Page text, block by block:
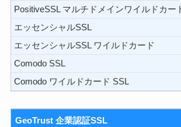
PositiveSSL マルチドメインワイルドカー
エッセンシャルSSL
エッセンシャルSSL ワイルドカード
Comodo SSL
Comodo ワイルドカード SSL
GeoTrust 企業認証SSL